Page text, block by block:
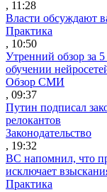
, 11:28
Власти обсуждают
Практика
, 10:50
Утренний обзор за
обучении
Обзор СМИ
, 09:37
Путин подписал
релокантов
Законодательство
, 19:32
ВС напомнил, что
исключает
Практика